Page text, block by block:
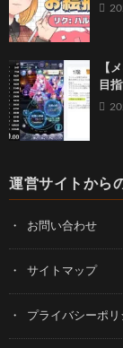
【
目
運営サイトから
お問い合わせ
サイトマップ
プライバシーポリ